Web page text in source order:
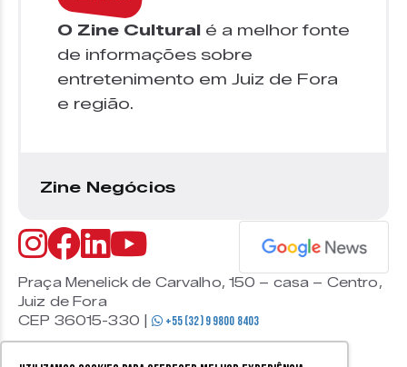
O Zine Cultural é a melhor fonte
de informações sobre
entretenimento em Juiz de Fora
e região.
Zine Negócios
Praça Menelick de Carvalho, 150 – casa – Centro,
Juiz de Fora
CEP 36015-330 |
+55 (32) 9 9800 8403